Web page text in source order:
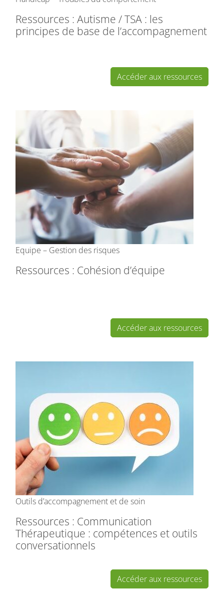
Ressources : Autisme / TSA : les
principes de base de l’accompagnement
Accéder aux ressources
Equipe – Gestion des risques
Ressources : Cohésion d’équipe
Accéder aux ressources
Outils d’accompagnement et de soin
Ressources : Communication
Thérapeutique : compétences et outils
conversationnels
Accéder aux ressources